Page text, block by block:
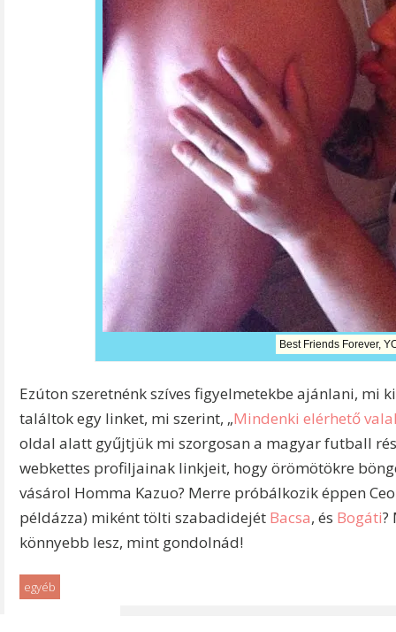
Best Friends Forever,
Ezúton szeretnénk szíves figyelmetekbe ajánlani, mi
találtok egy linket, mi szerint, „Mindenki elérhető
oldal alatt gyűjtjük mi szorgosan a magyar futball
webkettes profiljainak linkjeit, hogy örömötökre
vásárol Homma Kazuo? Merre próbálkozik éppen
példázza) miként tölti szabadidejét Bacsa, és Bogáti?
könnyebb lesz, mint gondolnád!
egyéb